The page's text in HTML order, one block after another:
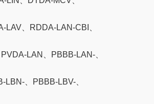
LAV、RDDA-LAN-CBI、
LAN、PBBB-LAN-、
LBN-、PBBB-LBV-、